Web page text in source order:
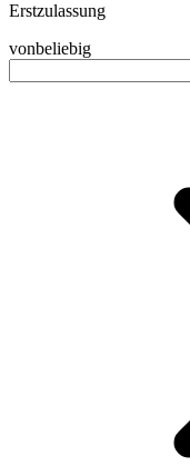
Erstzulassung
vonbeliebig